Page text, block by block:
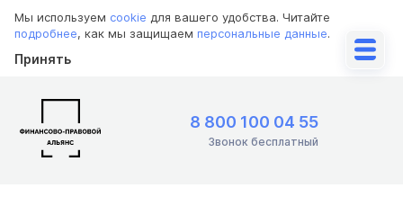
Мы используем cookie для вашего удобства. Читайте
подробнее, как мы защищаем персональные данные.
Принять
8 800 100 04 55
Звонок бесплатный